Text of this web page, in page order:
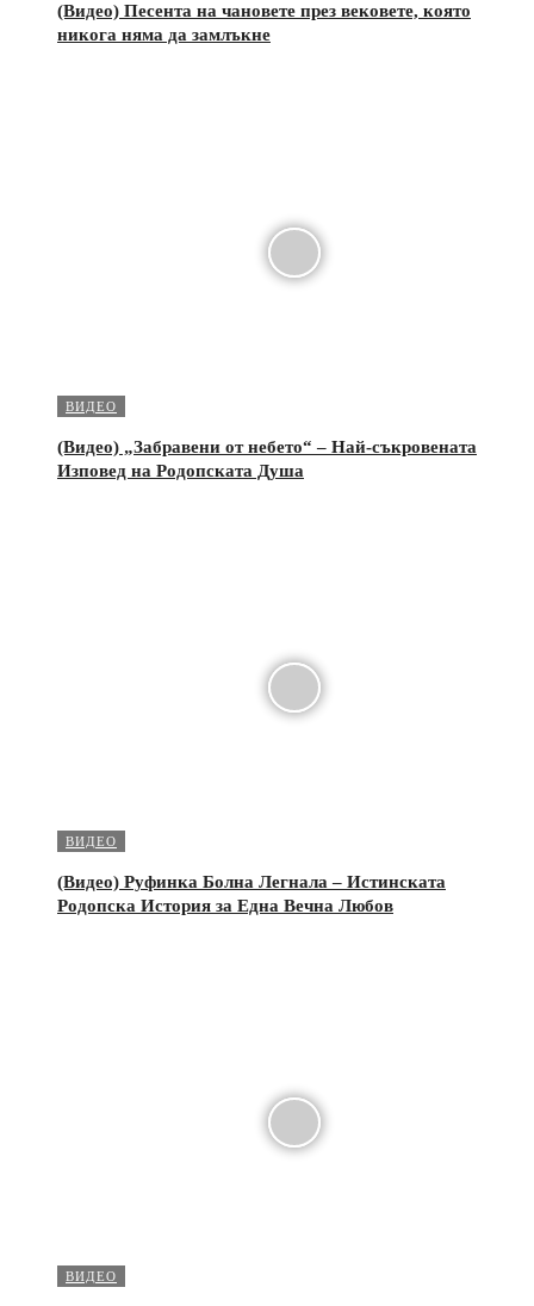
(Видео) Песента на чановете през вековете, която
никога няма да замлъкне
ВИДЕО
(Видео) „Забравени от небето“ – Най-съкровената
Изповед на Родопската Душа
ВИДЕО
(Видео) Руфинка Болна Легнала – Истинската
Родопска История за Една Вечна Любов
ВИДЕО